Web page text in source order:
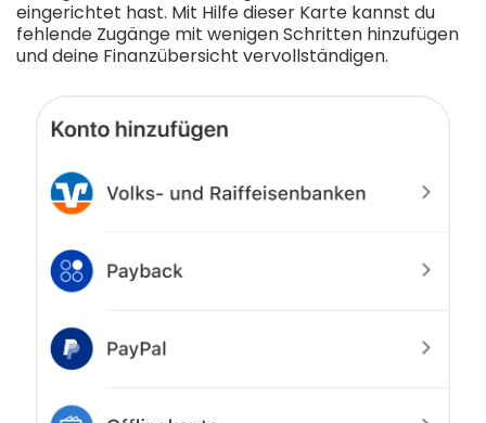
eingerichtet hast. Mit Hilfe dieser Karte kannst du
fehlende Zugänge mit wenigen Schritten hinzufügen
und deine Finanzübersicht vervollständigen.